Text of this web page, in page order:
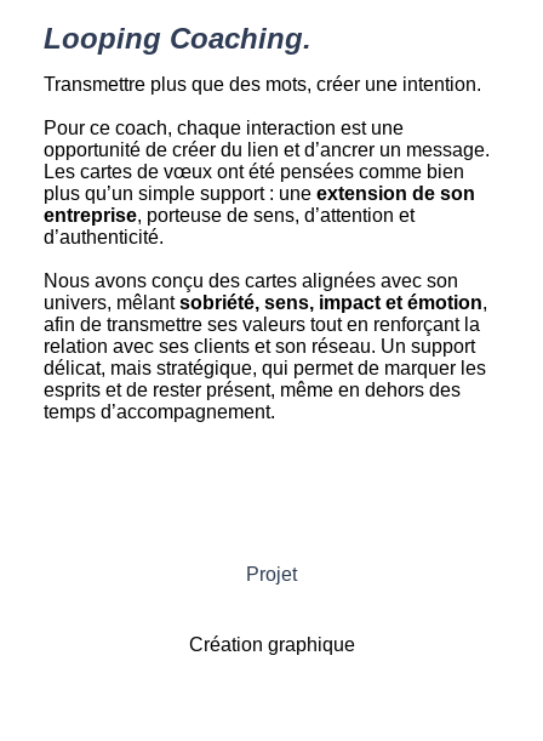
Looping Coaching.
Transmettre plus que des mots, créer une intention.
Pour ce coach, chaque interaction est une
opportunité de créer du lien et d’ancrer un message.
Les cartes de vœux ont été pensées comme bien
plus qu’un simple support : une extension de son
entreprise, porteuse de sens, d’attention et
d’authenticité.
Nous avons conçu des cartes alignées avec son
univers, mêlantsobriété, sens, impact et émotion,
afin de transmettre ses valeurs tout en renforçant la
relation avec ses clients et son réseau. Un support
délicat, mais stratégique, qui permet de marquer les
esprits et de rester présent, même en dehors des
temps d’accompagnement.
Projet
Création graphique